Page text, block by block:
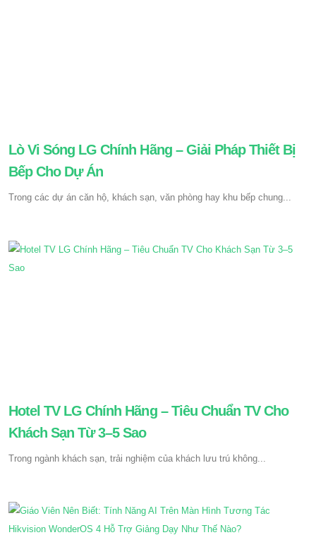
Lò Vi Sóng LG Chính Hãng – Giải Pháp Thiết Bị
Bếp Cho Dự Án
Trong các dự án căn hộ, khách sạn, văn phòng hay khu bếp chung...
Hotel TV LG Chính Hãng – Tiêu Chuẩn TV Cho
Khách Sạn Từ 3–5 Sao
Trong ngành khách sạn, trải nghiệm của khách lưu trú không...